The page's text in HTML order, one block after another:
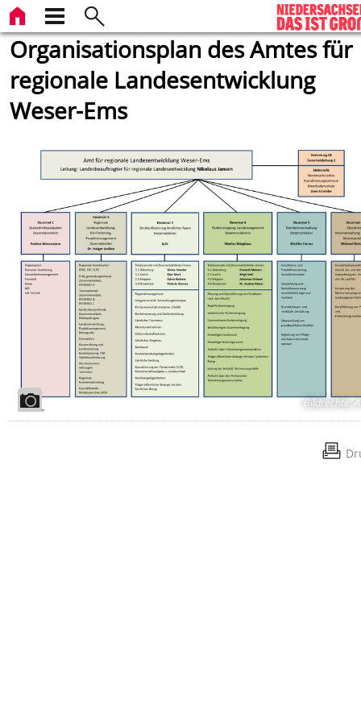
Organisationsplan des Amtes für
regionale Landesentwicklung
Weser-Ems
Bildrechte: